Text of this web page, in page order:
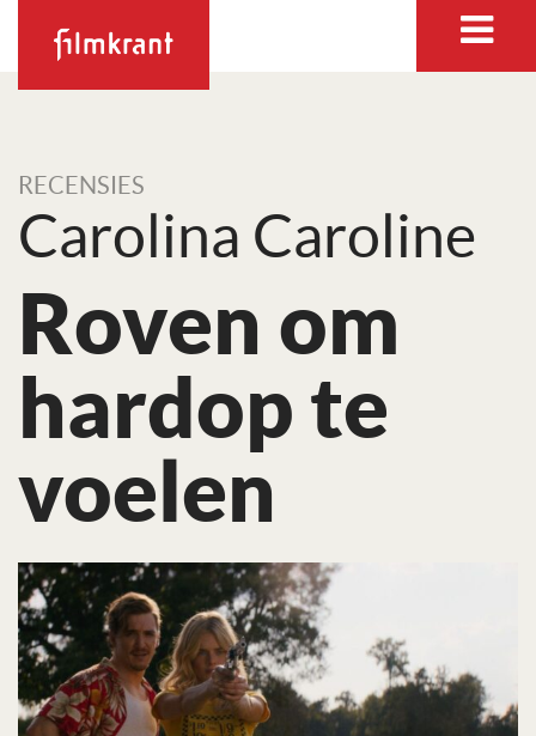
RECENSIES
Carolina Caroline
Roven om
hardop te
voelen